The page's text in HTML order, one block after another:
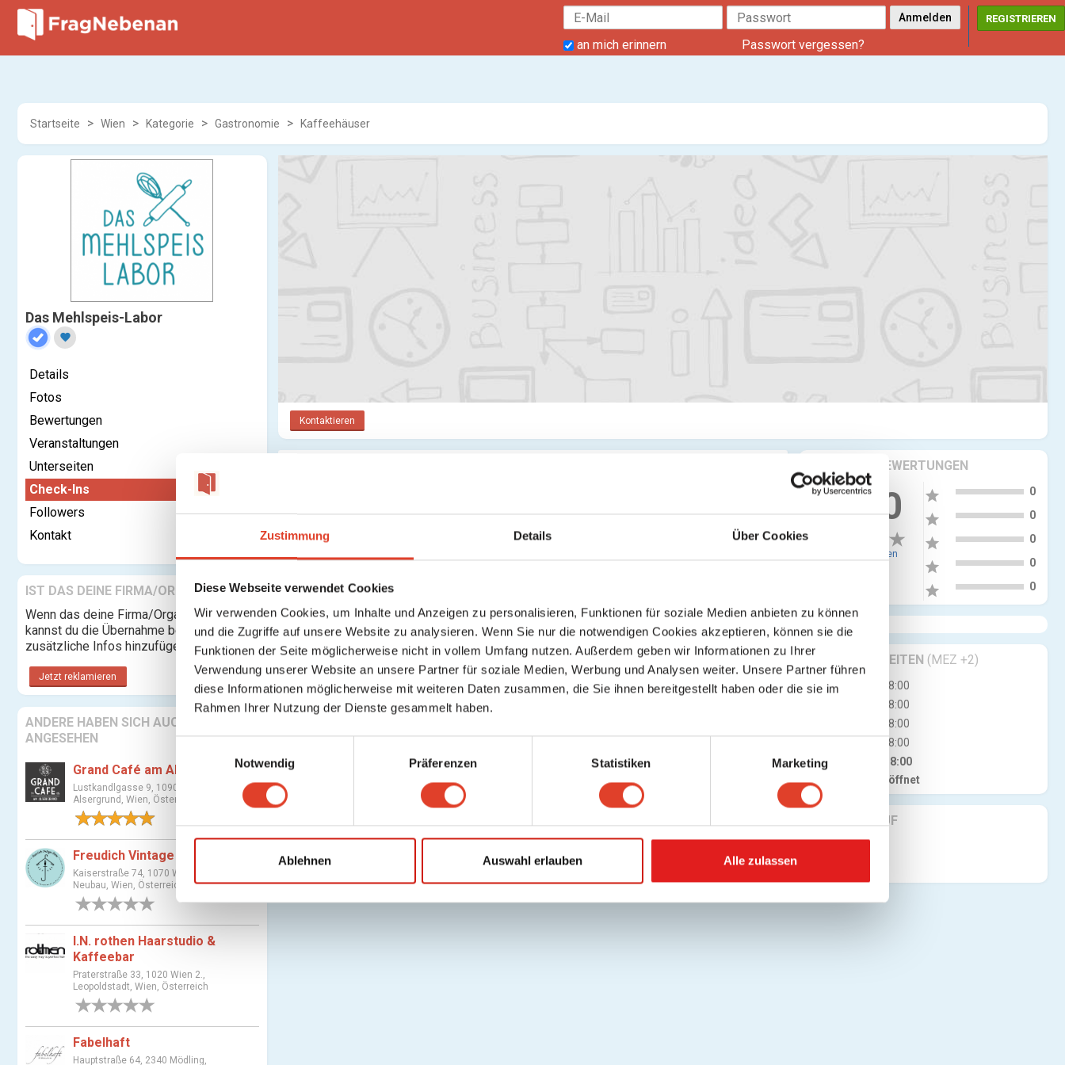
Zustimmung Details Über Cookies
Diese Webseite verwendet Cookies
Wir verwenden Cookies, um Inhalte und Anzeigen zu personalisieren, Funktionen für soziale Medien anbieten zu können
und die Zugriffe auf unsere Website zu analysieren. Wenn Sie nur die notwendigen Cookies akzeptieren, können sie die
Funktionen der Seite möglicherweise nicht in vollem Umfang nutzen. Außerdem geben wir Informationen zu Ihrer
Verwendung unserer Website an unsere Partner für soziale Medien, Werbung und Analysen weiter. Unsere Partner führen
diese Informationen möglicherweise mit weiteren Daten zusammen, die Sie ihnen bereitgestellt haben oder die sie im
Rahmen Ihrer Nutzung der Dienste gesammelt haben.
i
n
w
l
i
g
n
s
a
s
Notwendig Präferenzen Statistiken Marketing
Ablehnen Auswahl erlauben Alle zulassen
an mich erinnern Passwort vergessen?
REGISTRIEREN
Startseite Wien Kategorie Gastronomie Kaffeehäuser
Das Mehlspeis-Labor
favorite
Details
Fotos
Bewertungen
Veranstaltungen
Unterseiten
Check-Ins
Followers
Kontakt
IST DAS DEINE FIRMA/ORGANISATION?
Wenn das deine Firma/Organisation ist,
kannst du die Übernahme beantragen und
zusätzliche Infos hinzufügen.
Jetzt reklamieren
ANDERE HABEN SICH AUCH
ANGESEHEN
Grand Café am Alsergrund
Lustkandlgasse 9, 1090 Wien 9.,
Alsergrund, Wien, Österreich
Freudich Vintage Store
Kaiserstraße 74, 1070 Wien 7.,
Neubau, Wien, Österreich
0 Bewertungen
I.N. rothen Haarstudio &
Kaffeebar
Praterstraße 33, 1020 Wien 2.,
Leopoldstadt, Wien, Österreich
Fabelhaft
Hauptstraße 64, 2340 Mödling,
Kontaktieren
KRITIKEN & BEWERTUNGEN
0.00
0 Bewertungen
star 0
star 0
star 0
star 0
star 0
GESCHÄFTSZEITEN (MEZ +2)
Mo
07:30 - 18:00
07:30 - 18:00
07:30 - 18:00
07:30 - 18:00
Fr
07:30 - 18:00
Jetzt geöffnet
FINDE UNS AUF